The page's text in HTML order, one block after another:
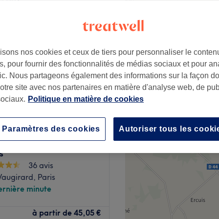
à partir de 39,90 €
“À Vous de Plaire”, est
de Paris, au
Beauté (Salon
indien) -
36 avis
Paris
minute
à partir de 45,05 €
nos cookies et ceux de tiers pour personnaliser le
pour fournir des fonctionnalités de médias sociaux et pour
Nous partageons également des informations sur la façon
site avec nos partenaires en matière d'analyse web, de
Politique en matière de cookies
Autoriser tous les
Paramètres des cookies